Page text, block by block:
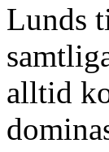
Lunds
alltid